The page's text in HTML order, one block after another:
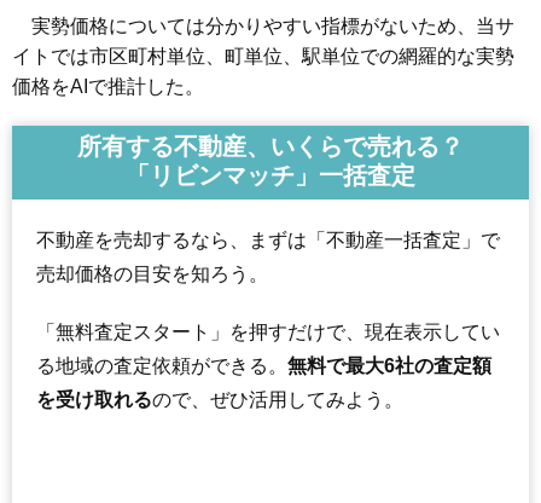
実勢価格については分かりやすい指標がないため、当サ
イトでは市区町村単位、町単位、駅単位での網羅的な実勢
価格をAIで推計した。
所有する不動産、いくらで売れる？
「リビンマッチ」一括査定
不動産を売却するなら、まずは「不動産一括査定」で
売却価格の目安を知ろう。
「無料査定スタート」を押すだけで、現在表示してい
る地域の査定依頼ができる。 無料で最大6社の査定額
を受け取れるので、ぜひ活用してみよう。